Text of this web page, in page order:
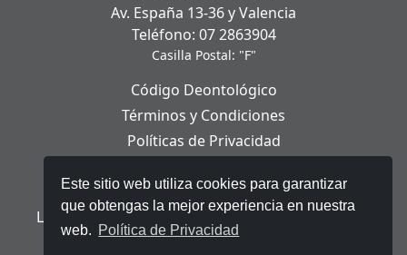
Este sitio web utiliza cookies para garantizar
que obtengas la mejor experiencia en nuestra
web. Política de Privacidad
Av. España 13-36 y Valencia
Teléfono: 07 2863904
Casilla Postal: "F"
Código Deontológico
Términos y Condiciones
Políticas de Privacidad
Aviso Legal
Ley Orgánica de Protección de Datos Personales